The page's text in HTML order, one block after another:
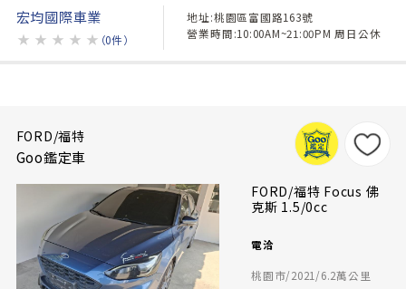
宏均國際車業
★ ★ ★ ★ ★ （0件）
地址:桃園區富國路163號
營業時間:10:00AM~21:00PM 周日公休
FORD/福特
Goo鑑定車
FORD/福特 Focus 佛
克斯 1.5/0cc
電洽
桃園市/2021/6.2萬公里